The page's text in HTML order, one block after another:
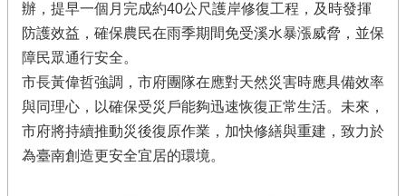
辦，提早一個月完成約40公尺護岸修復工程，及時發揮
防護效益，確保農民在雨季期間免受溪水暴漲威脅，並保
障民眾通行安全。
市長黃偉哲強調，市府團隊在應對天然災害時應具備效率
與同理心，以確保受災戶能夠迅速恢復正常生活。未來，
市府將持續推動災後復原作業，加快修繕與重建，致力於
為臺南創造更安全宜居的環境。